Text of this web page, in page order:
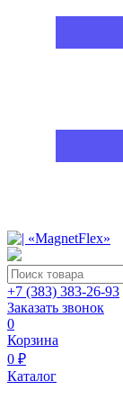
+7 (383) 383-26-93
Заказать звонок
0
Корзина
0 ₽
Каталог